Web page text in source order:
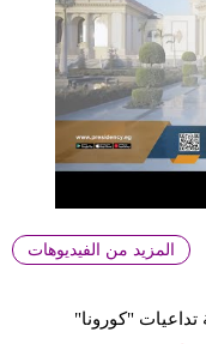
المزيد من الفيديوهات
تداعيات "كورونا"